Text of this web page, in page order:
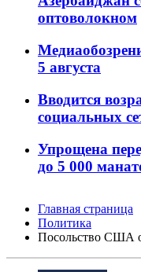
оптоволокном
5 августа
Вводится
социальных
Упрощена
до 5 000
Главная страница
Политика
Посольство США